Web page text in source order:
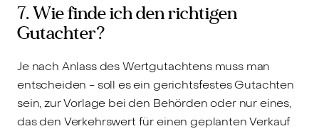
7. Wie finde ich den richtigen
Gutachter?
Je nach Anlass des Wertgutachtens muss man
entscheiden - soll es ein gerichtsfestes Gutachten
sein, zur Vorlage bei den Behörden oder nur eines,
das den Verkehrswert für einen geplanten Verkauf